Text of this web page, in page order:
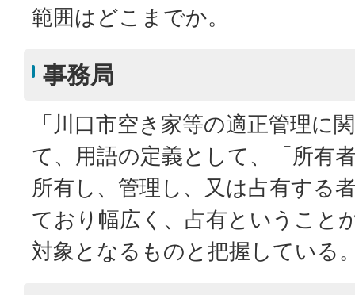
範囲はどこまでか。
事務局
「川口市空き家等の適正管理に
て、用語の定義として、「所有
所有し、管理し、又は占有する
ており幅広く、占有ということ
対象となるものと把握している